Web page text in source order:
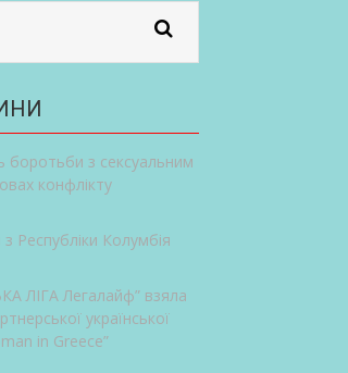
боротьби з сексуальним
конфлікту
Республіки Колумбія
ЛІГА Легалайф” взяла
української
in Greece”